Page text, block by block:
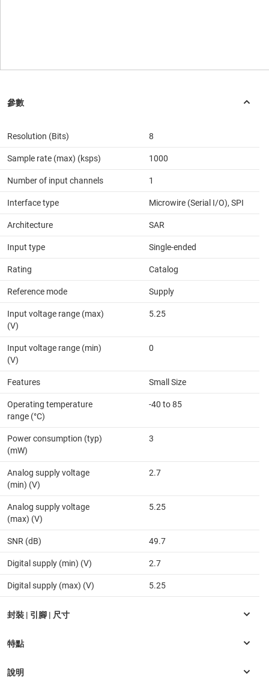
Resolution (Bits) 8
Sample rate (max) (ksps) 1000
Number of input channels 1
Interface type Microwire (Serial I/O), SPI
Architecture SAR
Input type Single-ended
Rating Catalog
Reference mode Supply
Input voltage range (max)
(V)
5.25
Input voltage range (min)
(V)
0
Features Small Size
Operating temperature
range (°C)
-40 to 85
Power consumption (typ)
(mW)
3
Analog supply voltage
(min) (V)
2.7
Analog supply voltage
(max) (V)
5.25
SNR (dB) 49.7
Digital supply (min) (V) 2.7
Digital supply (max) (V) 5.25